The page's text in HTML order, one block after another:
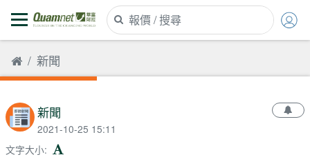
新聞
新聞
2021-10-25 15:11
文字大小: